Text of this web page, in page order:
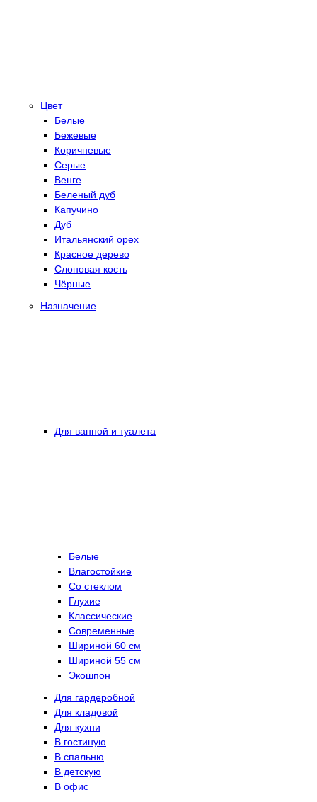
Цвет
Белые
Бежевые
Коричневые
Серые
Венге
Беленый дуб
Капучино
Дуб
Итальянский орех
Красное дерево
Слоновая кость
Чёрные
Назначение
Для ванной и туалета
Белые
Влагостойкие
Со стеклом
Глухие
Классические
Современные
Шириной 60 см
Шириной 55 см
Экошпон
Для гардеробной
Для кладовой
Для кухни
В гостиную
В спальню
В детскую
В офис